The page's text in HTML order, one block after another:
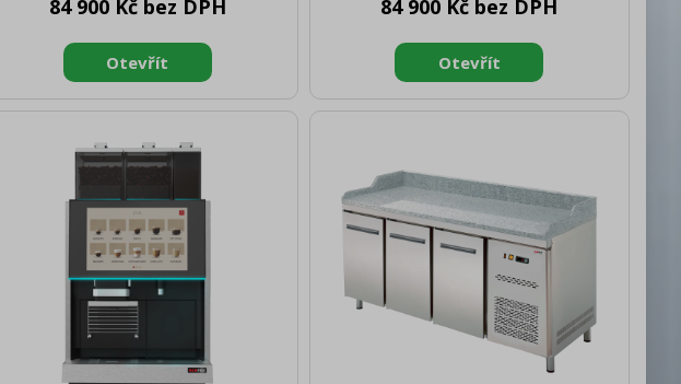
brutto [mm]: 714 Výška brutto [mm]:
Typ spotřebiče: Elektrické zařízení Typ
bufetu: GREEN - chlazený, statické
chlazení, hluboký Typ vlastností
Hemlock Příkon elektrický [kW]: 0.247
Napájení: 230 V / 1N - 50 Hz Počet GN
84 900 Kč bez DPH
brutto [mm]: 714 Výška brutto [mm]:
Typ spotřebiče: Elektrické zařízení Typ
bufetu: LIME - chlazený, statické
chlazení, mělký Typ vlastností zařízení:
Napájení: 230 V / 1N - 50 Hz Počet GN
/ EN zařízení: 4 Velikost GN /
84 900 Kč bez DPH